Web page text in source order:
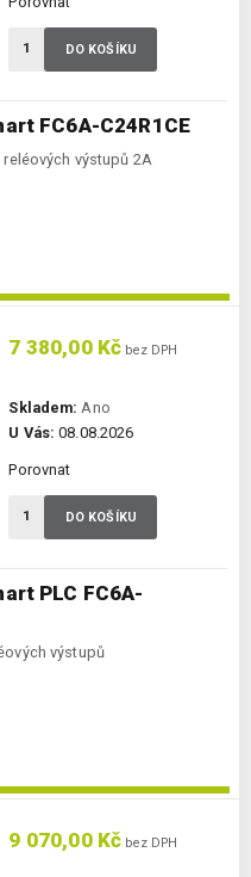
FC6A-C24R1CE
reléových výstupů 2A
DO KOŠÍKU
PLC FC6A-
výstupů
7 380,00 Kč bez DPH
Skladem: Ano
U Vás: 08.08.2026
Porovnat
DO KOŠÍKU
9 070,00 Kč bez DPH